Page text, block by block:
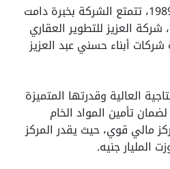
تأسست الشركة في عام 1989، تتمتع الشركة بخبرة دامت
قرن "30 عاما"، شركة العزيز للتطوير العقاري
أبناء حسني عبد العزيز
العالية وقدرتها المتميزة
تأمين المواد الخام
مالي قوي، حيث يقدر المركز
المليار جنيه.